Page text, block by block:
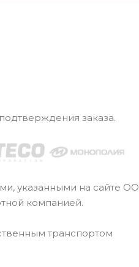
заказа.
указанными на сайте
компанией.
транспортом